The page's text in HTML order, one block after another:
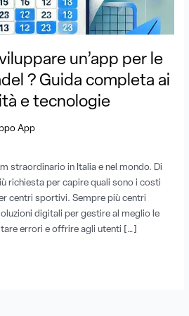
un’app per le
? Guida completa ai
e tecnologie
App
straordinario in Italia e nel mondo. Di
richiesta per capire quali sono i costi
centri sportivi. Sempre più centri
digitali per gestire al meglio le
errori e offrire agli utenti […]